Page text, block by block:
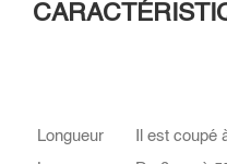
Longueur
Il est coupé